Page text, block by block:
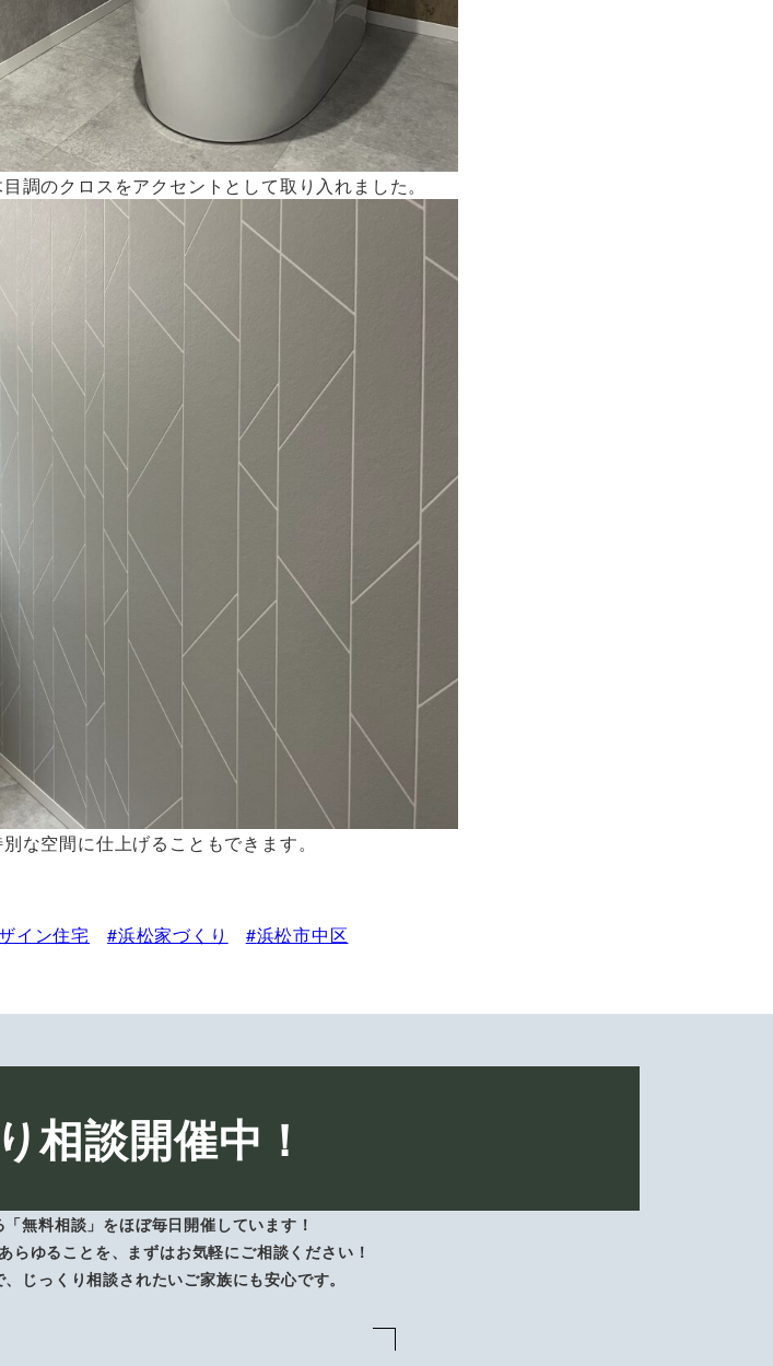
調のクロスをアクセントとして取り入れました。
な空間に仕上げることもできます。
イン住宅 浜松家づくり
浜松市中区
相談開催中！
無料相談」をほぼ毎日開催しています！
らゆることを、まずはお気軽にご相談ください！
じっくり相談されたいご家族にも安心です。